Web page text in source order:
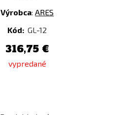
Výrobca:ARES
Kód: GL-12
316,75 €
vypredané